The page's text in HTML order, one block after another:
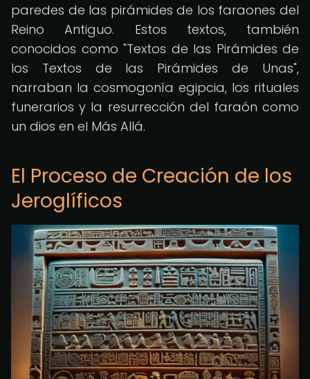
paredes de las pirámides de los faraones del
Reino Antiguo. Estos textos, también
conocidos como "Textos de las Pirámides de
los Textos de las Pirámides de Unas",
narraban la cosmogonía egipcia, los rituales
funerarios y la resurrección del faraón como
un dios en el Más Allá.
El Proceso de Creación de los
Jeroglíficos